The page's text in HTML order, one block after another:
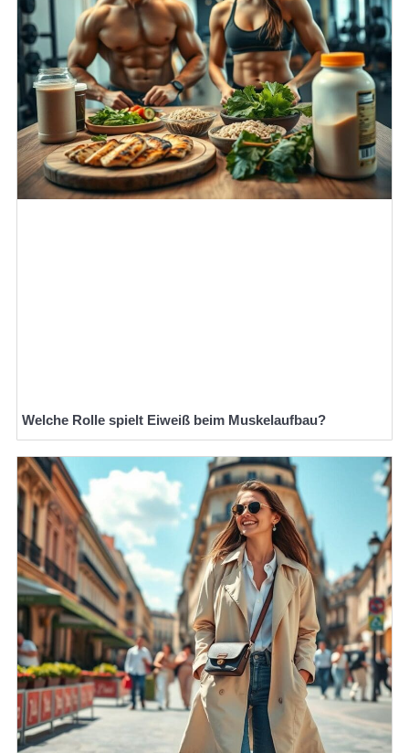
Welche Rolle spielt Eiweiß beim Muskelaufbau?